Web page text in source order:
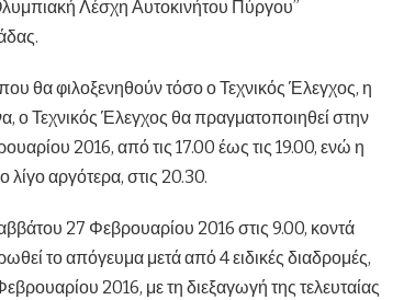
Λέσχη Αυτοκινήτου Πύργου”
θα φιλοξενηθούν τόσο ο Τεχνικός Έλεγχος, η
ο Τεχνικός Έλεγχος θα πραγματοποιηθεί στην
2016, από τις 17.00 έως τις 19.00, ενώ η
αργότερα, στις 20.30.
27 Φεβρουαρίου 2016 στις 9.00, κοντά
το απόγευμα μετά από 4 ειδικές διαδρομές,
2016, με τη διεξαγωγή της τελευταίας